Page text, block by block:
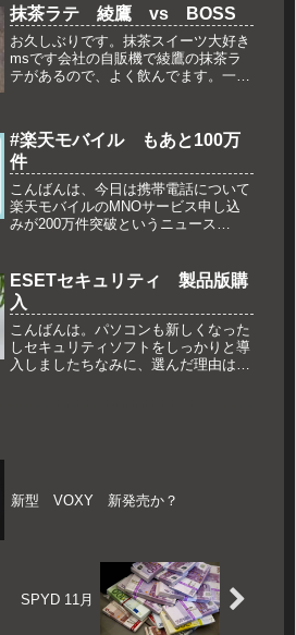
だけだったので、０円ではないなら解
約...
抹茶ラテ 綾鷹 vs BOSS
お久しぶりです。抹茶スイーツ大好き
msです会社の自販機で綾鷹の抹茶ラ
テがあるので、よく飲んでます。一時
機にはいつもある迷ったら、抹茶ラテ
って感じで飲んでました。BOSSそ
ん...
#楽天モバイル もあと100万
件
こんばんは、今日は携帯電話について
楽天モバイルのMNOサービス申し込
みが200万件突破というニュース
ほとんど使わずこのままだと無料期間
が終わったら解約すると思...
ESETセキュリティ 製品版購
入
こんばんは。パソコンも新しくなった
しセキュリティソフトをしっかりと導
入しましたちなみに、選んだ理由はリ
新型 VOXY 新発売か？
SPYD 11月